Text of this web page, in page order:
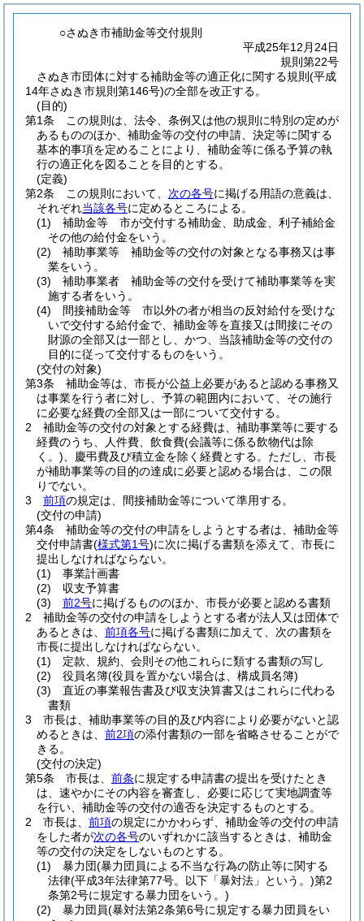
○さぬき市補助金等交付規則
平成25年12月24日
規則第22号
さぬき市団体に対する補助金等の適正化に関する規則(平成
14年さぬき市規則第146号)の全部を改正する。
(目的)
第1条
この規則は、法令、条例又は他の規則に特別の定めが
あるもののほか、補助金等の交付の申請、決定等に関する
基本的事項を定めることにより、補助金等に係る予算の執
行の適正化を図ることを目的とする。
(定義)
第2条
この規則において、 次の各号に掲げる用語の意義は、
それぞれ当該各号に定めるところによる。
(1)
補助金等 市が交付する補助金、助成金、利子補給金
その他の給付金をいう。
(2)
補助事業等 補助金等の交付の対象となる事務又は事
業をいう。
(3)
補助事業者 補助金等の交付を受けて補助事業等を実
施する者をいう。
(4)
間接補助金等 市以外の者が相当の反対給付を受けな
いで交付する給付金で、補助金等を直接又は間接にその
財源の全部又は一部とし、かつ、当該補助金等の交付の
目的に従って交付するものをいう。
(交付の対象)
第3条
補助金等は、市長が公益上必要があると認める事務又
は事業を行う者に対し、予算の範囲内において、その施行
に必要な経費の全部又は一部について交付する。
2
補助金等の交付の対象とする経費は、補助事業等に要する
経費のうち、人件費、飲食費(会議等に係る飲物代は除
く。) 、慶弔費及び積立金を除く経費とする。 ただし、市長
が補助事業等の目的の達成に必要と認める場合は、この限
りでない。
3
前項の規定は、間接補助金等について準用する。
(交付の申請)
第4条
補助金等の交付の申請をしようとする者は、補助金等
交付申請書(様式第1号)に次に掲げる書類を添えて、市長に
提出しなければならない。
(1)
事業計画書
(2)
収支予算書
(3)
前2号に掲げるもののほか、市長が必要と認める書類
2
補助金等の交付の申請をしようとする者が法人又は団体で
あるときは、 前項各号に掲げる書類に加えて、次の書類を
市長に提出しなければならない。
(1)
定款、規約、会則その他これらに類する書類の写し
(2)
役員名簿(役員を置かない場合は、構成員名簿)
(3)
直近の事業報告書及び収支決算書又はこれらに代わる
書類
3
市長は、補助事業等の目的及び内容により必要がないと認
めるときは、 前2項の添付書類の一部を省略させることがで
きる。
(交付の決定)
第5条
市長は、 前条に規定する申請書の提出を受けたとき
は、速やかにその内容を審査し、必要に応じて実地調査等
を行い、補助金等の交付の適否を決定するものとする。
2
市長は、 前項の規定にかかわらず、補助金等の交付の申請
をした者が次の各号のいずれかに該当するときは、補助金
等の交付の決定をしないものとする。
(1)
暴力団(暴力団員による不当な行為の防止等に関する
法律(平成3年法律第77号。以下「暴対法」という。)第2
条第2号に規定する暴力団をいう。)
(2)
暴力団員(暴対法第2条第6号に規定する暴力団員をい